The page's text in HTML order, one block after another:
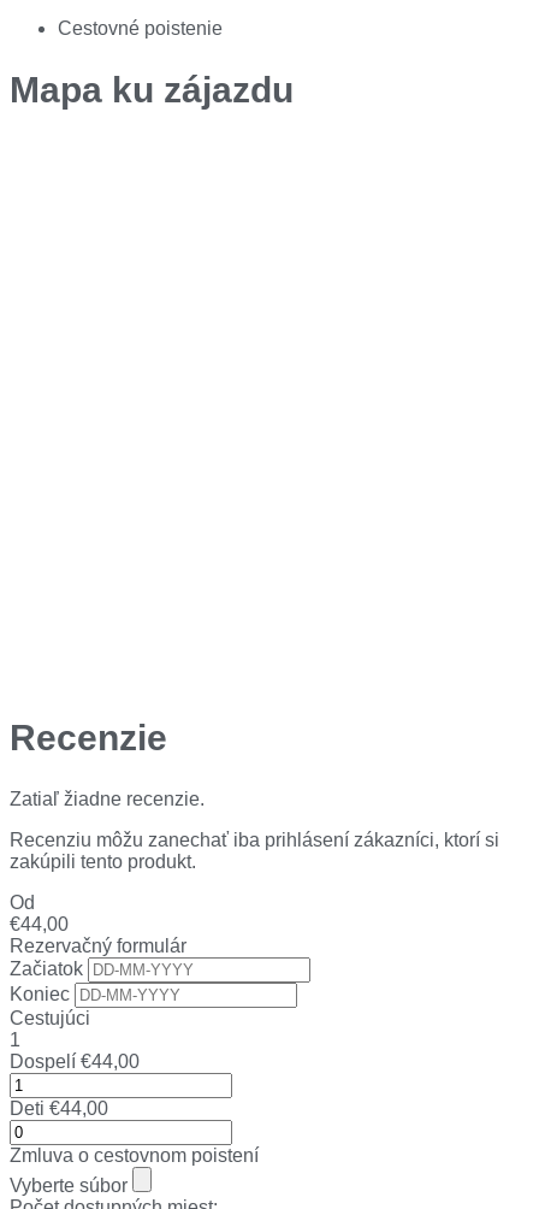
Cestovné poistenie
Mapa ku zájazdu
Recenzie
Zatiaľ žiadne recenzie.
Recenziu môžu zanechať iba prihlásení zákazníci, ktorí si
zakúpili tento produkt.
Od
€44,00
Rezervačný formulár
Začiatok
Koniec
Cestujúci
1
Dospelí €44,00
Deti €44,00
Zmluva o cestovnom poistení
Vyberte súbor